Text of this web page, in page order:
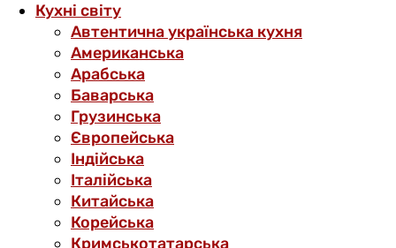
Кухні світу
Автентична українська кухня
Американська
Арабська
Баварська
Грузинська
Європейська
Індійська
Італійська
Китайська
Корейська
Кримськотатарська